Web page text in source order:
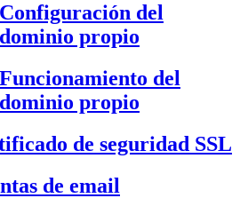
Configuración del
dominio propio
Funcionamiento del
dominio propio
de seguridad SSL
de email